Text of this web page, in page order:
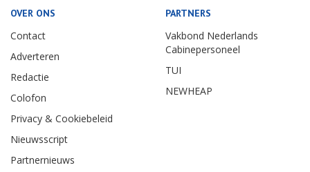
OVER ONS
Contact
Adverteren
Redactie
Colofon
Privacy & Cookiebeleid
Nieuwsscript
Partnernieuws
PARTNERS
Vakbond Nederlands
Cabinepersoneel
TUI
NEWHEAP